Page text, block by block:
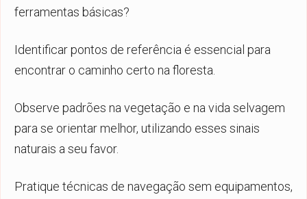
ferramentas básicas?
Identificar pontos de referência é essencial para
encontrar o caminho certo na floresta.
Observe padrões na vegetação e na vida selvagem
para se orientar melhor, utilizando esses sinais
naturais a seu favor.
Pratique técnicas de navegação sem equipamentos,